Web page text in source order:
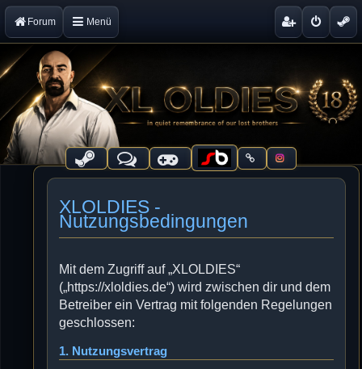
Forum Menü
XLOLDIES -
Nutzungsbedingungen
Mit dem Zugriff auf „XLOLDIES“
(„https://xloldies.de“) wird zwischen dir und dem
Betreiber ein Vertrag mit folgenden Regelungen
geschlossen:
1. Nutzungsvertrag